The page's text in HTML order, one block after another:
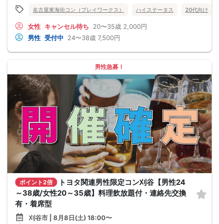
名古屋東海街コン（プレイワークス） ハイステータス 20代向け
女性 キャンセル待ち 20〜35歳 2,000円
男性 受付中 24〜38歳 7,500円
男性急募！
ポイント2倍
トヨタ関連男性限定コン刈谷【男性24
～38歳/女性20～35歳】料理飲放題付・連絡先交換
有・着席型
刈谷市 | 8月8日(土) 18:00〜